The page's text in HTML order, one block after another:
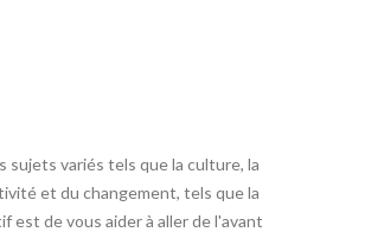
variés tels que la culture, la
et du changement, tels que la
est de vous aider à aller de l'avant